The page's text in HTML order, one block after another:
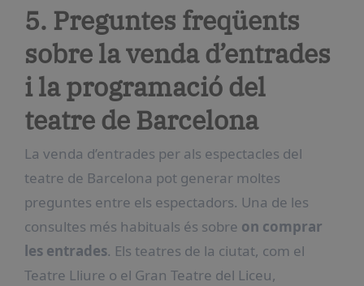
5. Preguntes freqüents
sobre la venda d’entrades
i la programació del
teatre de Barcelona
La venda d’entrades per als espectacles del
teatre de Barcelona pot generar moltes
preguntes entre els espectadors. Una de les
consultes més habituals és sobre on comprar
les entrades. Els teatres de la ciutat, com el
Teatre Lliure o el Gran Teatre del Liceu,